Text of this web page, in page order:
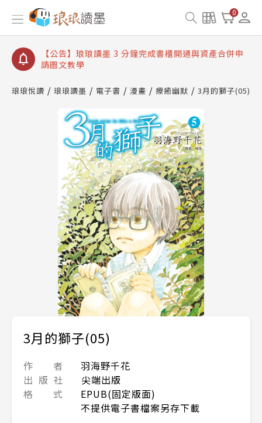
0
【公告】琅琅讀墨數位閱讀資產合併與書櫃開通申請
【公告】琅琅讀墨書櫃開通常見問題
【公告】琅琅讀墨 3 分鐘完成書櫃開通與資產合併申
請圖文教學
查詢
琅琅悅讀 琅琅讀墨 電子書 漫畫 療癒幽默 3月的獅子(05)
3月的獅子(05)
作 者
羽海野千花
出 版 社
尖端出版
格 式
EPUB(固定版面)
不提供電子書檔案另存下載